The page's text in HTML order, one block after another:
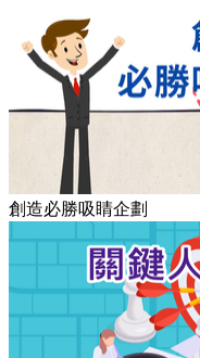
創造必勝吸睛企劃